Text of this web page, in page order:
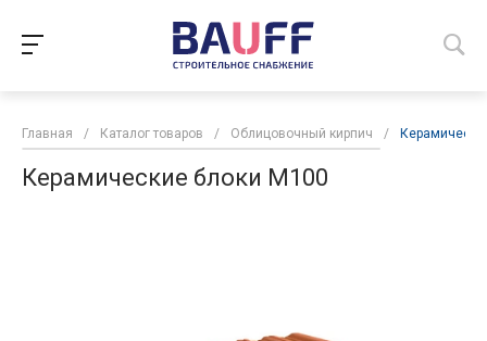
Главная / Каталог товаров / Облицовочный кирпич /
Керамические блоки М100